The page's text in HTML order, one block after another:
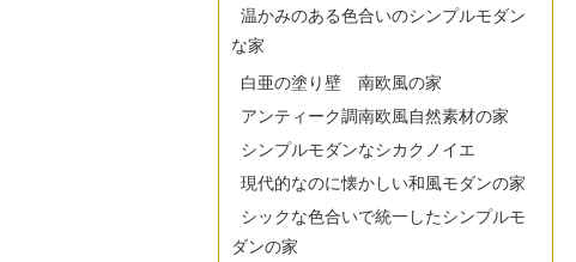
温かみのある色合いのシンプルモダン
な家
白亜の塗り壁 南欧風の家
アンティーク調南欧風自然素材の家
シンプルモダンなシカクノイエ
現代的なのに懐かしい和風モダンの家
シックな色合いで統一したシンプルモ
ダンの家